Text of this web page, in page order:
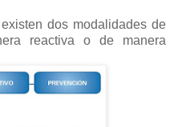
dos modalidades de
reactiva o de manera